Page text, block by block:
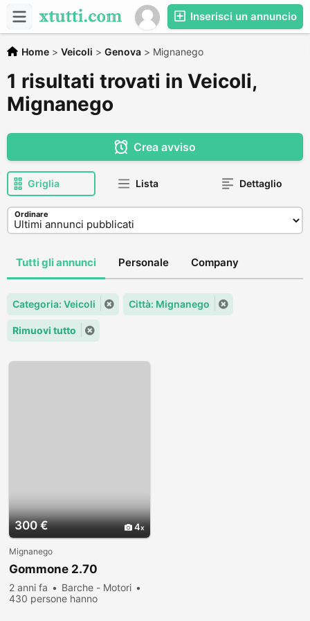
Inserisci un annuncio
Home > Veicoli > Genova > Mignanego
1 risultati trovati in Veicoli,
Mignanego
Crea avviso
Griglia Lista Dettaglio
Ordinare
Tutti gli annunci Personale Company
Categoria: Veicoli Città: Mignanego
Rimuovi tutto
300 € 4
Mignanego
Gommone 2.70
2 anni fa
Barche - Motori
430 persone hanno